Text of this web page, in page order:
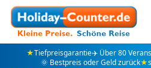
★Tiefpreisgarantie✈️ Über 80
🌞 Bestpreis oder Geld zurück★